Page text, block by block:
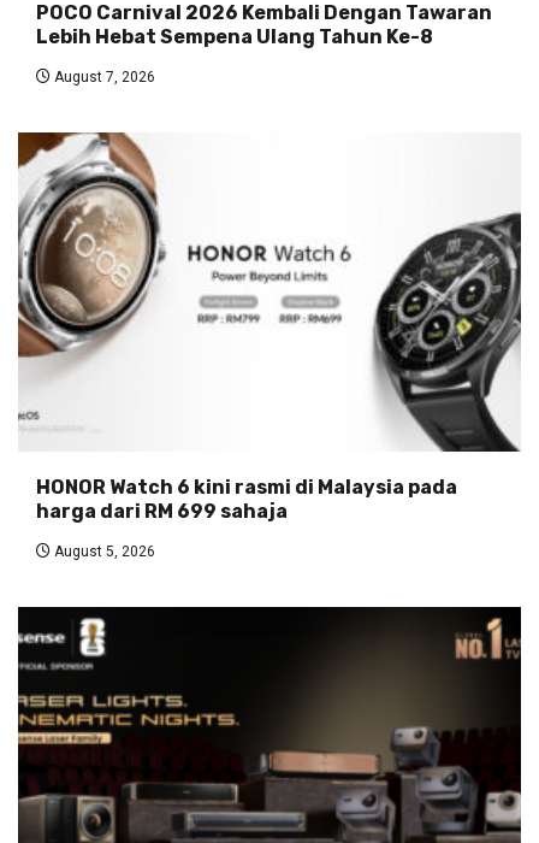
POCO Carnival 2026 Kembali Dengan Tawaran
Lebih Hebat Sempena Ulang Tahun Ke-8
August 7, 2026
HONOR Watch 6 kini rasmi di Malaysia pada
harga dari RM 699 sahaja
August 5, 2026